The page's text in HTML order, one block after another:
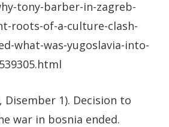
tony-barber-in-zagreb-
roots-of-a-culture-clash-
what-was-yugoslavia-into-
Disember 1). Decision to
war in bosnia ended.